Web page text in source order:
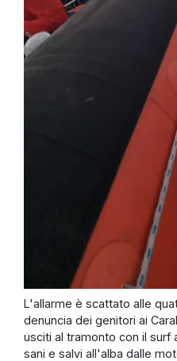
L'allarme è scattato alle
denuncia dei genitori ai
usciti al tramonto con il surf
sani e salvi all'alba dalle